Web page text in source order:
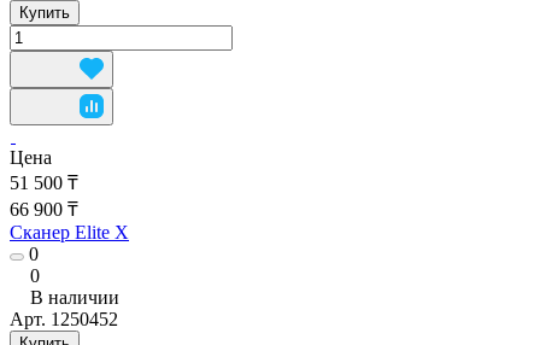
Купить
Цена
51 500 ₸
66 900 ₸
Сканер Elite X
0
0
В наличии
Арт. 1250452